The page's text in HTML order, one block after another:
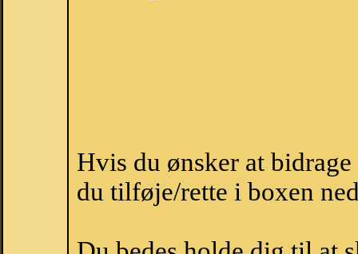
Hvis du ønsker at
du tilføje/rette i boxen